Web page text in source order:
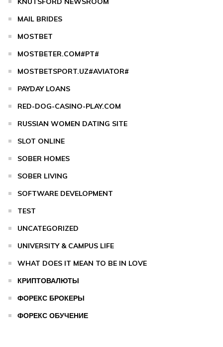
MAIL BRIDES
MOSTBET
MOSTBETER.COM#PT#
MOSTBETSPORT.UZ#AVIATOR#
PAYDAY LOANS
RED-DOG-CASINO-PLAY.COM
RUSSIAN WOMEN DATING SITE
SLOT ONLINE
SOBER HOMES
SOBER LIVING
SOFTWARE DEVELOPMENT
TEST
UNCATEGORIZED
UNIVERSITY & CAMPUS LIFE
WHAT DOES IT MEAN TO BE IN LOVE
КРИПТОВАЛЮТЫ
ФОРЕКС БРОКЕРЫ
ФОРЕКС ОБУЧЕНИЕ